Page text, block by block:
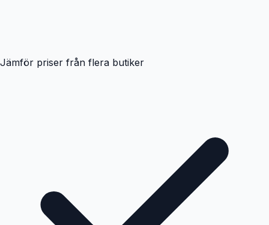
Jämför priser från flera butiker